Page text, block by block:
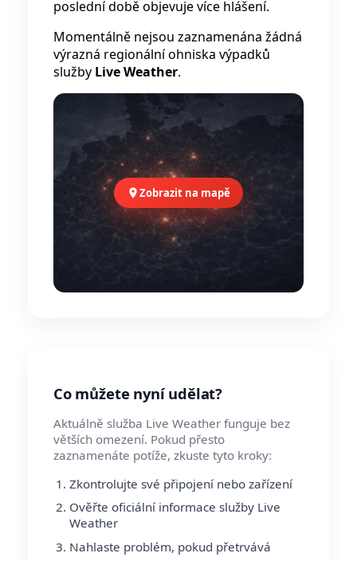
poslední době objevuje více hlášení.
Momentálně nejsou zaznamenána žádná
výrazná regionální ohniska výpadků
služby Live Weather.
Zobrazit na mapě
Co můžete nyní udělat?
Aktuálně služba Live Weather funguje bez
větších omezení. Pokud přesto
zaznamenáte potíže, zkuste tyto kroky:
Zkontrolujte své připojení nebo zařízení
Ověřte oficiální informace služby Live
Weather
Nahlaste problém, pokud přetrvává